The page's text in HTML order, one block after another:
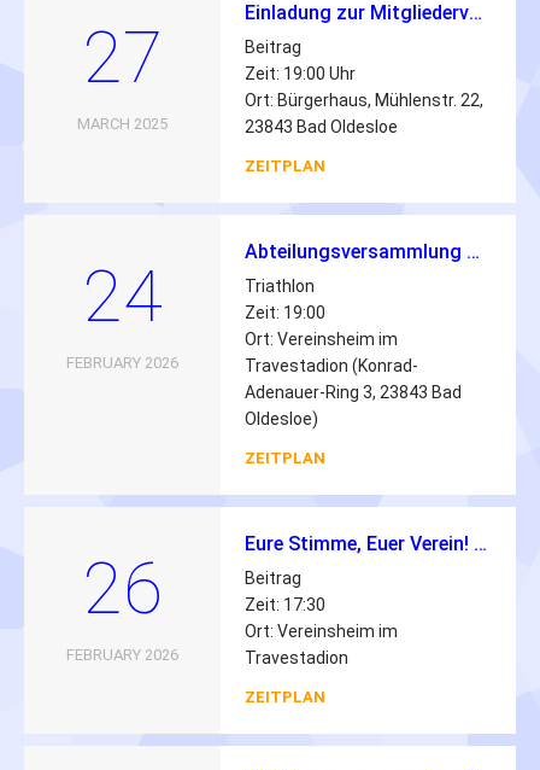
27
MARCH 2025
Einladung zur Mitgliederversammlung des VfL Oldesloe von 1862 e.V.
Beitrag
Zeit: 19:00 Uhr
Ort: Bürgerhaus, Mühlenstr. 22,
23843 Bad Oldesloe
ZEITPLAN
24
FEBRUARY 2026
Abteilungsversammlung Triathlon 2026
Triathlon
Zeit: 19:00
Ort: Vereinsheim im
Travestadion (Konrad-
Adenauer-Ring 3, 23843 Bad
Oldesloe)
ZEITPLAN
26
FEBRUARY 2026
Eure Stimme, Euer Verein! – Einladung zur Jugendversammlung 2026 💙🤍
Beitrag
Zeit: 17:30
Ort: Vereinsheim im
Travestadion
ZEITPLAN